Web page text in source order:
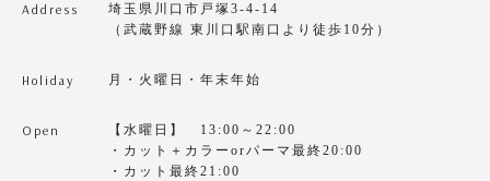
Address
埼玉県川口市戸塚3-4-14
（武蔵野線 東川口駅南口より徒歩10分）
Holiday 月・火曜日・年末年始
Open
【水曜日】 13:00～22:00
・カット＋カラーorパーマ最終20:00
・カット最終21:00